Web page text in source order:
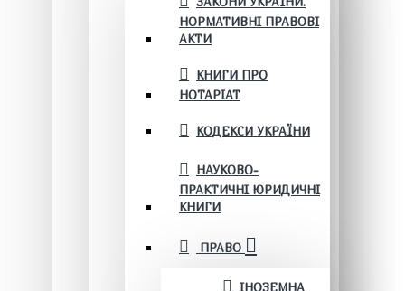
НОРМАТИВНІ ПРАВОВІ
АКТИ
КНИГИ ПРО
НОТАРІАТ
КОДЕКСИ УКРАЇНИ
НАУКОВО-
ПРАКТИЧНІ ЮРИДИЧНІ
КНИГИ
ПРАВО
ІНОЗЕМНА